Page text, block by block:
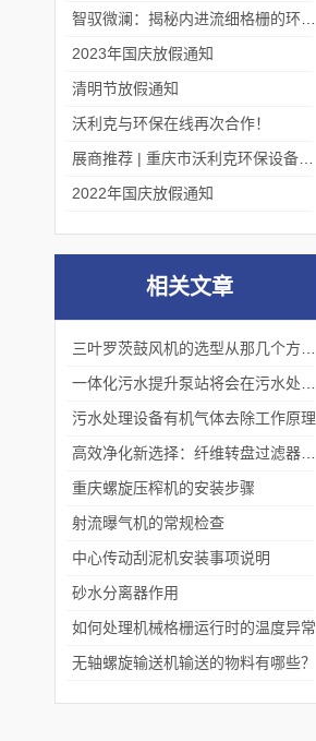
2023年国庆放假通知
清明节放假通知
沃利克与环保在线再次合作！
2022年国庆放假通知
相关文章
污水处理设备有机气体去除工作原理
重庆螺旋压榨机的安装步骤
射流曝气机的常规检查
中心传动刮泥机安装事项说明
砂水分离器作用
如何处理机械格栅运行时的温度异常
无轴螺旋输送机输送的物料有哪些？